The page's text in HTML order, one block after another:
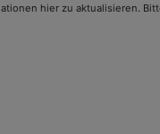
hier zu aktualisieren.